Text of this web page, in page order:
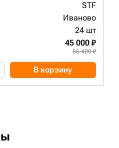
STF
Иваново
24 шт
45 000 ₽
56 400 ₽
В корзину